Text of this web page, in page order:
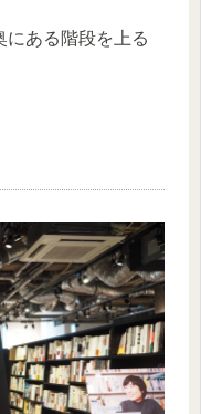
にある階段を上る